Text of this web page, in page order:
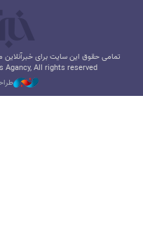
تمامی حقوق این سایت برای
Agancy, All rights reserved